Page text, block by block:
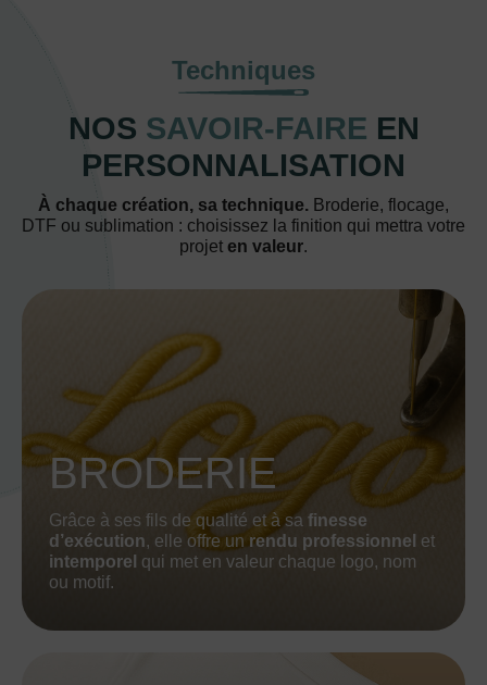
Techniques
NOS SAVOIR-FAIRE EN
PERSONNALISATION
À chaque création, sa technique. Broderie, flocage,
DTF ou sublimation : choisissez la finition qui mettra votre
projet en valeur.
BRODERIE
Grâce à ses fils de qualité et à sa finesse
d’exécution, elle offre un rendu professionnel et
intemporel qui met en valeur chaque logo, nom
ou motif.